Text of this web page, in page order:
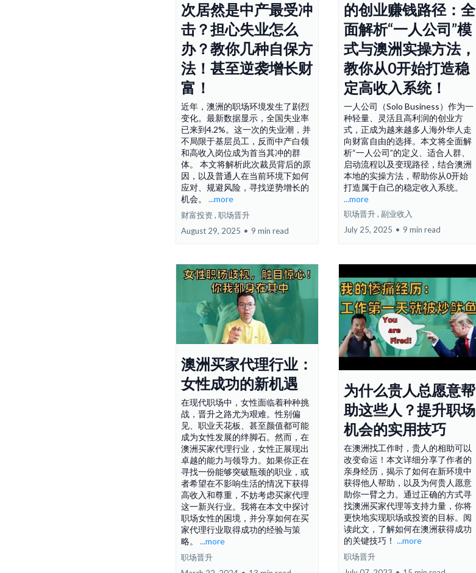
次居然是中产最受冲
击？担心失业怎么
办？教你几种自保方
法！甚至逆袭增长财
富！
近年，澳洲的职场环境发生了剧烈
变化。最新数据显示，全国失业率
已来到4.2%。这一次的失业潮，并
不局限于基层员工，反而中产白领
和高收入岗位成为首当其冲的群
体。 本文将解析此次裁员背后的原
因，以及普通人在当前环境下如何
应对、规避风险，寻找逆势增长的
机会。 ...more
财富投资 , 职场晋升
August 29, 2025 • 9 min read
的创业赚钱路径：全
面解析“一人公司”模
式与澳洲实操方法，
教你从0开始打造稳
定高收入系统！
一人公司（Solo Business）作为一
种轻量、灵活且高利润的创业方
式，正成为越来越多人海外华人走
向财富自由的选择。本文将全面解
析“一人公司”的定义、适合人群、
启动流程以及变现路径，结合澳洲
本地的实操方法，帮助你从0开始
打造属于自己的稳定收入系统。
...more
职场晋升 , 副业收入
July 25, 2025 • 9 min read
澳洲买家代理行业：
女性成功的新机遇
在现代职场中，女性面临着种种挑
战，晋升之路尤为艰难。性别偏
见、职业天花板、甚至颜值都可能
成为女性发展的绊脚石。然而，在
澳洲买家代理行业，女性正展现出
卓越的能力与领导力。如果你正在
寻找一份能够突破瓶颈的职业，或
者希望在不影响生活的情况下获得
高收入和尊重，不妨考虑买家代理
这一新兴行业。我将在本文中探讨
职场女性的困境，并分享如何在买
家代理行业取得成功的经验与策
略。 ...more
职场晋升
为什么贵人总愿意帮
助这些人？提升职场
机会的实用技巧
在澳洲找工作时，贵人的相助可以
改变命运！本文详细分享了作者的
亲身经历，揭示了如何在新环境中
获得他人帮助，以及为何贵人愿意
助你一臂之力。通过正确的方式寻
找澳洲买家代理等支持力量，你将
更快地实现职场或投资的目标。阅
读此文，了解如何在澳洲获得成功
的关键技巧！ ...more
职场晋升